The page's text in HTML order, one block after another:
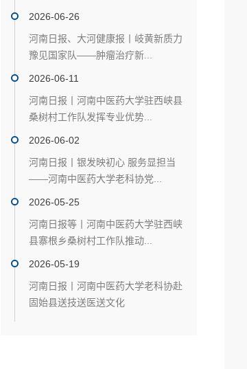
2026-06-26
河南日报、大河健康报丨岐黄新质力
豫见国家队——肿瘤治疗新...
2026-06-11
河南日报丨河南中医药大学驻西峡县
桑树村工作队发挥专业优势...
2026-06-02
河南日报丨银发映初心 服务显担当
——河南中医药大学老科协党...
2026-05-25
河南日报等丨河南中医药大学驻西峡
县寨根乡桑树村工作队推动...
2026-05-19
河南日报丨河南中医药大学老科协赴
固始县送技送医送文化